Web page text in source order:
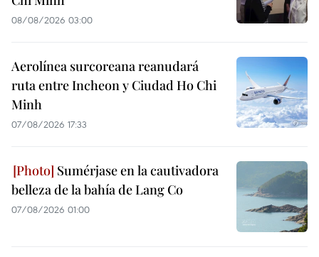
08/08/2026 03:00
Aerolínea surcoreana reanudará
ruta entre Incheon y Ciudad Ho Chi
Minh
07/08/2026 17:33
Sumérjase en la cautivadora
belleza de la bahía de Lang Co
07/08/2026 01:00